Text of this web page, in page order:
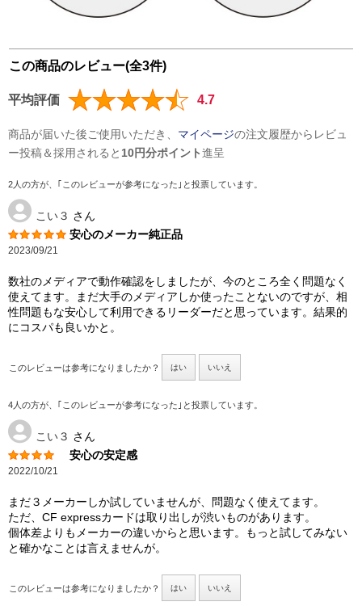
この商品のレビュー(全3件)
平均評価 4.7
商品が届いた後ご使用いただき、 マイページの注文履歴からレビュ
ー投稿＆採用されると 10円分ポイント進呈
2人の方が、｢このレビューが参考になった｣と投票しています。
こい３ さん
安心のメーカー純正品
2023/09/21
数社のメディアで動作確認をしましたが、今のところ全く問題なく
使えてます。まだ大手のメディアしか使ったことないのですが、相
性問題もな安心して利用できるリーダーだと思っています。結果的
にコスパも良いかと。
このレビューは参考になりましたか？ はい いいえ
4人の方が、｢このレビューが参考になった｣と投票しています。
こい３ さん
安心の安定感
2022/10/21
まだ３メーカーしか試していませんが、問題なく使えてます。
ただ、CF expressカードは取り出しが渋いものがあります。
個体差よりもメーカーの違いからと思います。もっと試してみない
と確かなことは言えませんが。
このレビューは参考になりましたか？ はい いいえ